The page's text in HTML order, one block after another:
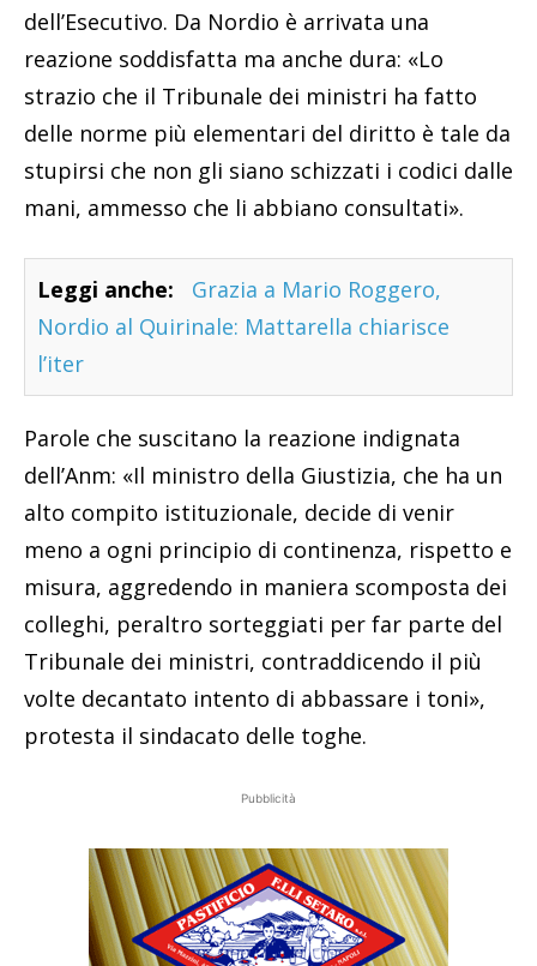
dell’Esecutivo. Da Nordio è arrivata una
reazione soddisfatta ma anche dura: «Lo
strazio che il Tribunale dei ministri ha fatto
delle norme più elementari del diritto è tale da
stupirsi che non gli siano schizzati i codici dalle
mani, ammesso che li abbiano consultati».
Leggi anche:
Grazia a Mario Roggero,
Nordio al Quirinale: Mattarella chiarisce
l’iter
Parole che suscitano la reazione indignata
dell’Anm: «Il ministro della Giustizia, che ha un
alto compito istituzionale, decide di venir
meno a ogni principio di continenza, rispetto e
misura, aggredendo in maniera scomposta dei
colleghi, peraltro sorteggiati per far parte del
Tribunale dei ministri, contraddicendo il più
volte decantato intento di abbassare i toni»,
protesta il sindacato delle toghe.
Pubblicità